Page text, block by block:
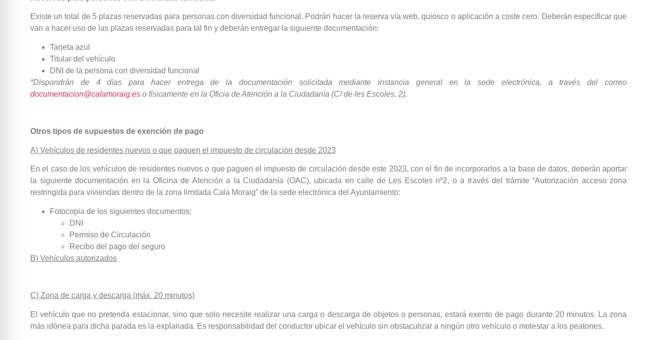
Existe un total de 5 plazas reservadas para personas con diversidad funcional. Podrán hacer la reserva vía web, quiosco o aplicación a coste cero. Deberán especificar que
van a hacer uso de las plazas reservadas para tal fin y deberán entregar la siguiente documentación:
Tarjeta azul
Titular del vehículo
DNI de la persona con diversidad funcional
*Dispondrán de 4 días para hacer entrega de la documentación solicitada mediante instancia general en la sede electrónica, a través del correo
documentacion@calamoraig.es o físicamente en la Oficia de Atención a la Ciudadanía (C/ de les Escoles, 2).
Otros tipos de supuestos de exención de pago
A) Vehículos de residentes nuevos o que paguen el impuesto de circulación desde 2023
En el caso de los vehículos de residentes nuevos o que paguen el impuesto de circulación desde este 2023, con el fin de incorporarlos a la base de datos, deberán aportar
la siguiente documentación en la Oficina de Atención a la Ciudadanía (OAC), ubicada en calle de Les Escoles nº2, o a través del trámite “Autorización acceso zona
restringida para viviendas dentro de la zona limitada Cala Moraig” de la sede electrónica del Ayuntamiento:
Fotocopia de los siguientes documentos:
DNI
Permiso de Circulación
Recibo del pago del seguro
B) Vehículos autorizados
C) Zona de carga y descarga (máx. 20 minutos)
El vehículo que no pretenda estacionar, sino que solo necesite realizar una carga o descarga de objetos o personas, estará exento de pago durante 20 minutos. La zona
más idónea para dicha parada es la explanada. Es responsabilidad del conductor ubicar el vehículo sin obstaculizar a ningún otro vehículo o molestar a los peatones.